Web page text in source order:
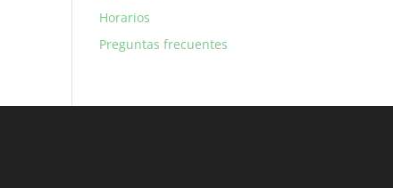
Horarios
Preguntas frecuentes